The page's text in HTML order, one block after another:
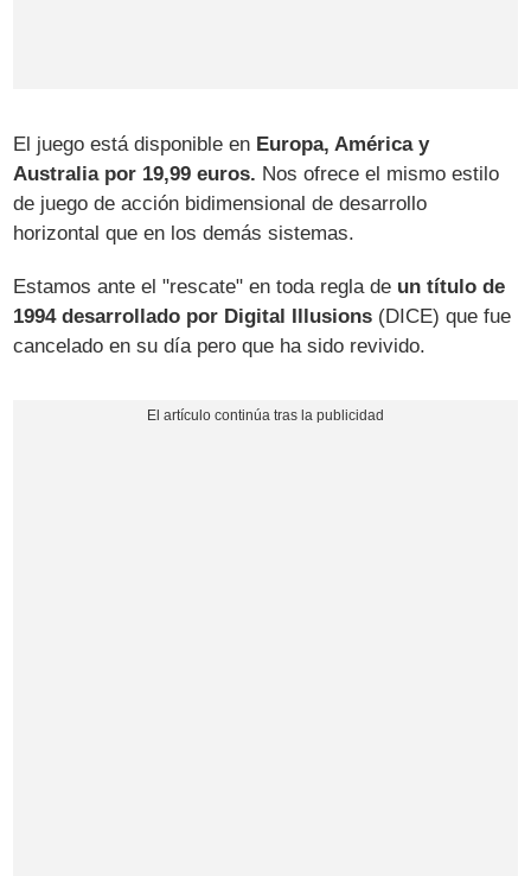
El juego está disponible en Europa, América y
Australia por 19,99 euros. Nos ofrece el mismo estilo
de juego de acción bidimensional de desarrollo
horizontal que en los demás sistemas.
Estamos ante el "rescate" en toda regla de un título de
1994 desarrollado por Digital Illusions (DICE) que fue
cancelado en su día pero que ha sido revivido.